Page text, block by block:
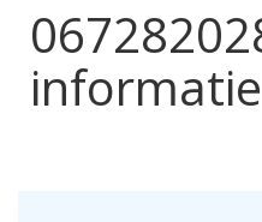
informatie